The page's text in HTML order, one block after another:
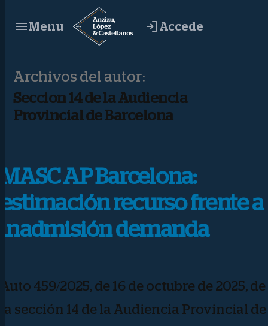
Menu Accede
Archivos del autor:
Seccion 14 de la Audiencia
Provincial de Barcelona
MASC AP Barcelona:
estimación recurso frente a
inadmisión demanda
Auto 459/2025, de 16 de octubre de 2025, de
la sección 14 de la Audiencia Provincial de